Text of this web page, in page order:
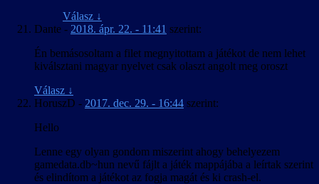
Válasz ↓
Dante - 2018. ápr. 22. - 11:41 szerint:
Én bemásosoltam a filet megnyitottam a játékot de nem lehet
kiválsztani magyar nyelvet csak olaszt angolt meg oroszt
Válasz ↓
HoruszD - 2017. dec. 29. - 16:44 szerint:
Hello
Lenne egy olyan gondom miszerint ahogy behelyezem
gamedata.db~hun nevű fájlt a játék mappájába a leírtak szerint
és elindítom a játékot az fogja magát és ki crash-el.